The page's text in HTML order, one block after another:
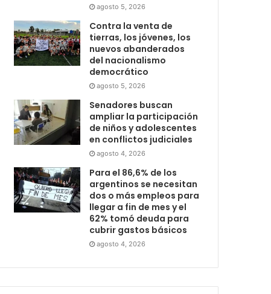
agosto 5, 2026
Contra la venta de
tierras, los jóvenes, los
nuevos abanderados
del nacionalismo
democrático
agosto 5, 2026
Senadores buscan
ampliar la participación
de niños y adolescentes
en conflictos judiciales
agosto 4, 2026
Para el 86,6% de los
argentinos se necesitan
dos o más empleos para
llegar a fin de mes y el
62% tomó deuda para
cubrir gastos básicos
agosto 4, 2026